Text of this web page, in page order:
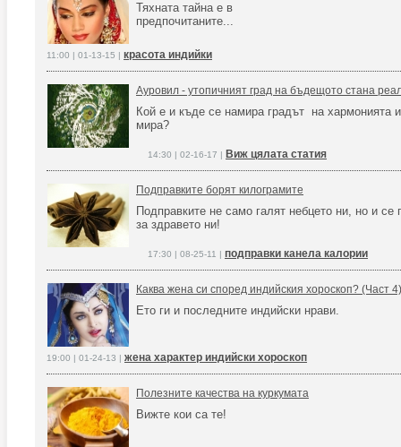
Тяхната тайна е в
предпочитаните...
11:00 | 01-13-15 | красота индийки
Ауровил - утопичният град на бъдещото стана
Кой е и къде се намира градът на хармонията и
мира?
14:30 | 02-16-17 | Виж цялата статия
Подправките борят килограмите
Подправките не само галят небцето ни, но и се
за здравето ни!
17:30 | 08-25-11 | подправки канела калории
Каква жена си според индийския хороскоп? (Част 4)
Ето ги и последните индийски нрави.
19:00 | 01-24-13 | жена характер индийски хороскоп
Полезните качества на куркумата
Вижте кои са те!